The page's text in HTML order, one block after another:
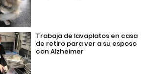
Trabaja de lavaplatos en casa
de retiro para ver a su esposo
con Alzheimer